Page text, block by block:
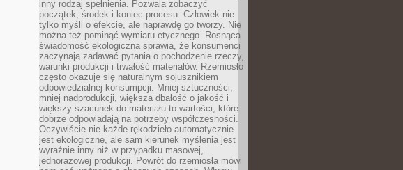
inny rodzaj spełnienia. Pozwala zobaczyć
początek, środek i koniec procesu. Człowiek nie
tylko myśli o efekcie, ale naprawdę go tworzy. Nie
można też pominąć wymiaru etycznego. Rosnąca
świadomość ekologiczna sprawia, że konsumenci
zaczynają zadawać pytania o pochodzenie rzeczy,
warunki produkcji i trwałość materiałów. Rzemiosło
często okazuje się naturalnym sojusznikiem
odpowiedzialnej konsumpcji. Mniej sztuczności,
mniej nadprodukcji, większa dbałość o jakość i
większy szacunek do materiału to wartości, które
dobrze odpowiadają na potrzeby współczesności.
Oczywiście nie każde rękodzieło automatycznie
jest ekologiczne, ale sam kierunek myślenia jest
wyraźnie inny niż w przypadku masowej,
jednorazowej produkcji. Powrót do rzemiosła mówi